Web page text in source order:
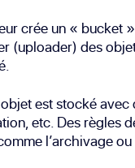
crée un « bucket
(uploader) des
est stocké avec
etc. Des règles
l’archivage